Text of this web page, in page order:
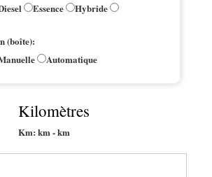
Essence
Hybride
(boîte):
Automatique
Kilomètres
Km: km -km